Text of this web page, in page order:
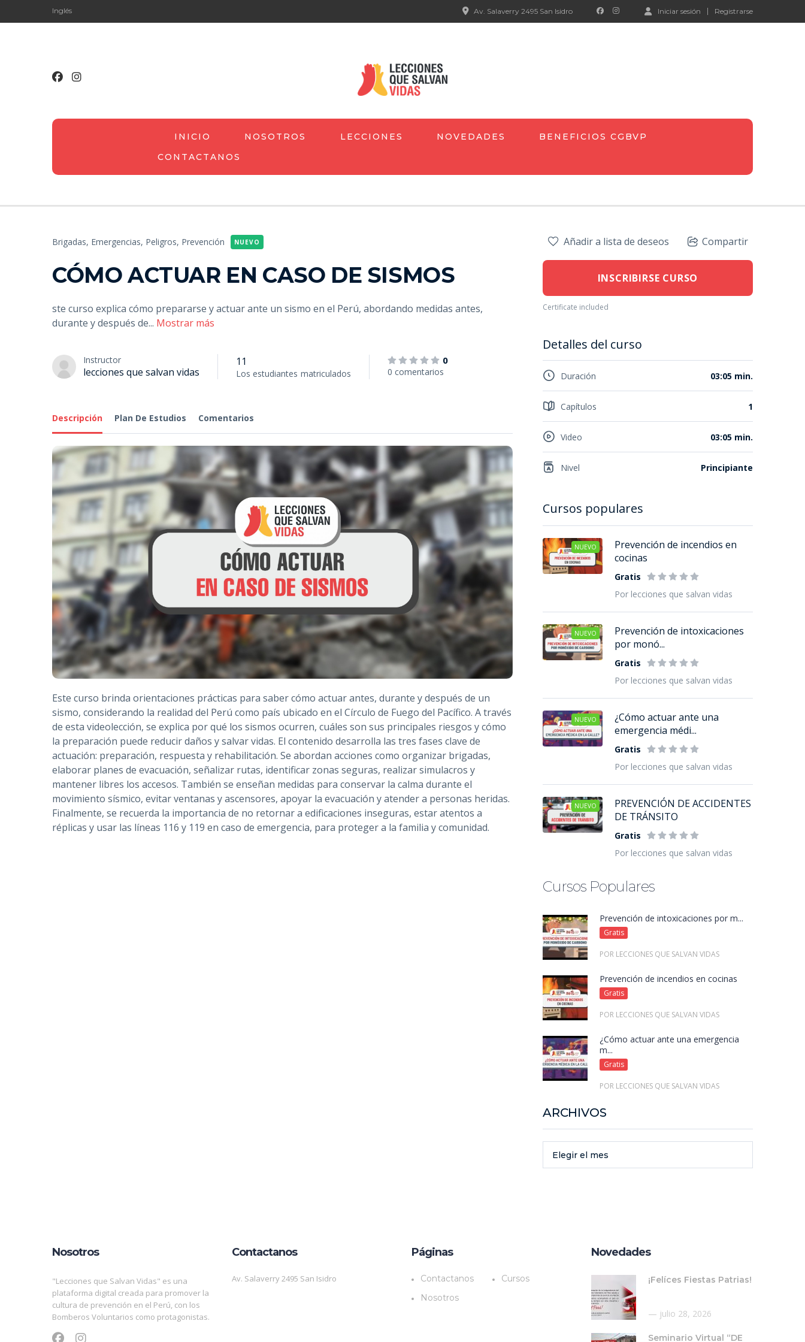
Inglés Iniciar sesión Registrarse
Av. Salaverry 2495 San Isidro
INICIO NOSOTROS LECCIONES NOVEDADES
BENEFICIOS CGBVP
CONTACTANOS
Brigadas, Emergencias, Peligros, Prevención NUEVO
CÓMO ACTUAR EN CASO DE SISMOS
ste curso explica cómo prepararse y actuar ante un sismo en el Perú, abordando medidas antes,
durante y después de... Mostrar más
Instructor
lecciones que salvan vidas
11
Los estudiantes matriculados
0
0 comentarios
Descripción Plan De Estudios Comentarios
Este curso brinda orientaciones prácticas para saber cómo actuar antes, durante y después de un
sismo, considerando la realidad del Perú como país ubicado en el Círculo de Fuego del Pacífico. A través
de esta videolección, se explica por qué los sismos ocurren, cuáles son sus principales riesgos y cómo
la preparación puede reducir daños y salvar vidas. El contenido desarrolla las tres fases clave de
actuación: preparación, respuesta y rehabilitación. Se abordan acciones como organizar brigadas,
elaborar planes de evacuación, señalizar rutas, identificar zonas seguras, realizar simulacros y
mantener libres los accesos. También se enseñan medidas para conservar la calma durante el
movimiento sísmico, evitar ventanas y ascensores, apoyar la evacuación y atender a personas heridas.
Finalmente, se recuerda la importancia de no retornar a edificaciones inseguras, estar atentos a
réplicas y usar las líneas 116 y 119 en caso de emergencia, para proteger a la familia y comunidad.
Añadir a lista de deseos Compartir
INSCRIBIRSE CURSO
Certificate included
Detalles del curso
Duración 03:05 min.
Capítulos 1
Video 03:05 min.
Nivel Principiante
Cursos populares
NUEVO
Prevención de incendios en
cocinas
Gratis
Por lecciones que salvan vidas
NUEVO
Prevención de intoxicaciones
por monó...
Gratis
Por lecciones que salvan vidas
NUEVO
¿Cómo actuar ante una
emergencia médi...
Gratis
Por lecciones que salvan vidas
NUEVO
PREVENCIÓN DE ACCIDENTES
DE TRÁNSITO
Gratis
Por lecciones que salvan vidas
Cursos Populares
Prevención de intoxicaciones por m...
Gratis
POR LECCIONES QUE SALVAN VIDAS
Prevención de incendios en cocinas
Gratis
POR LECCIONES QUE SALVAN VIDAS
¿Cómo actuar ante una emergencia
m...
Gratis
POR LECCIONES QUE SALVAN VIDAS
ARCHIVOS
Elegir el mes
Nosotros
"Lecciones que Salvan Vidas" es una
plataforma digital creada para promover la
cultura de prevención en el Perú, con los
Bomberos Voluntarios como protagonistas.
Contactanos
Av. Salaverry 2495 San Isidro
Páginas
Contactanos
Cursos
Nosotros
Novedades
¡Felíces Fiestas Patrias!
julio 28, 2026
Seminario Virtual “DE